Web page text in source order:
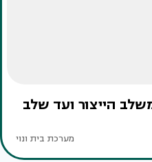
הייצור ועד שלב
מערכת בית ונוי